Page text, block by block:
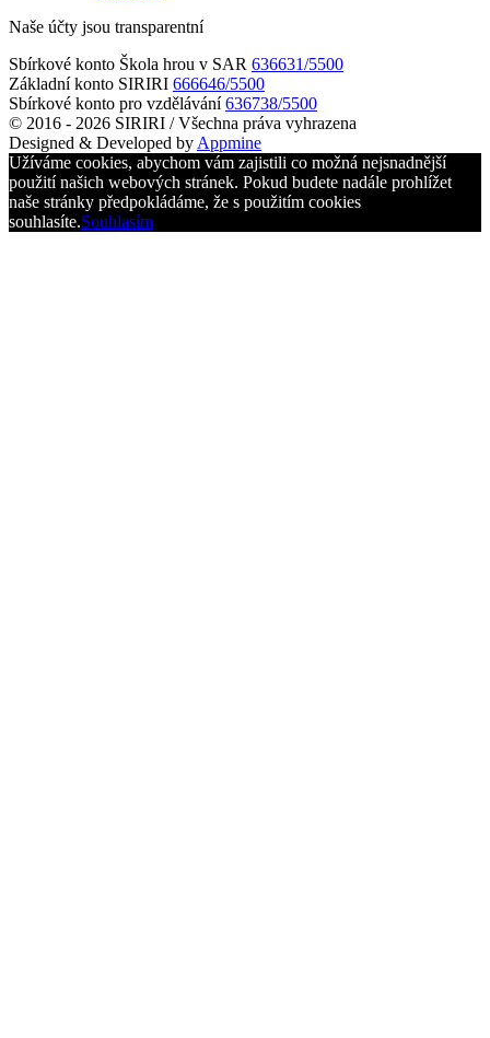
Naše účty jsou transparentní
Sbírkové konto Škola hrou v SAR 636631/5500
Základní konto SIRIRI 666646/5500
Sbírkové konto pro vzdělávání636738/5500
© 2016 - 2026 SIRIRI / Všechna práva vyhrazena
Designed & Developed by Appmine
Užíváme cookies, abychom vám zajistili co možná nejsnadnější
použití našich webových stránek. Pokud budete nadále prohlížet
naše stránky předpokládáme, že s použitím cookies
souhlasíte.Souhlasím